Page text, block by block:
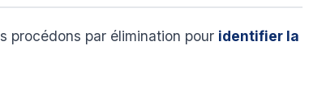
procédons par élimination pour identifier la